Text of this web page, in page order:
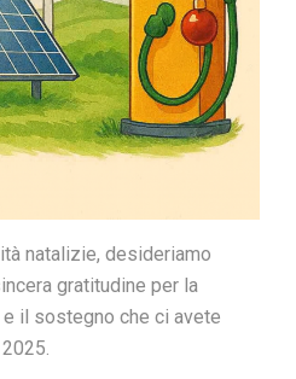
natalizie, desideriamo
gratitudine per la
il sostegno che ci avete